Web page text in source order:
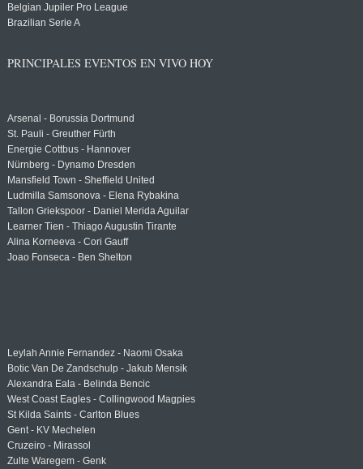
Belgian Jupiler Pro League
Brazilian Serie A
PRINCIPALES EVENTOS EN VIVO HOY
Arsenal - Borussia Dortmund
St. Pauli - Greuther Fürth
Energie Cottbus - Hannover
Nürnberg - Dynamo Dresden
Mansfield Town - Sheffield United
Ludmilla Samsonova - Elena Rybakina
Tallon Griekspoor - Daniel Merida Aguilar
Learner Tien - Thiago Augustin Tirante
Alina Korneeva - Cori Gauff
Joao Fonseca - Ben Shelton
Leylah Annie Fernandez - Naomi Osaka
Botic Van De Zandschulp - Jakub Mensik
Alexandra Eala - Belinda Bencic
West Coast Eagles - Collingwood Magpies
St Kilda Saints - Carlton Blues
Gent - KV Mechelen
Cruzeiro - Mirassol
Zulte Waregem - Genk